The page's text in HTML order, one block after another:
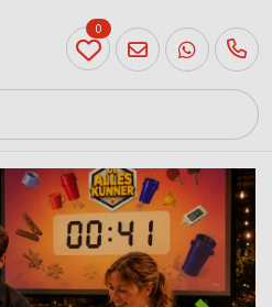
024
204
20 31
0